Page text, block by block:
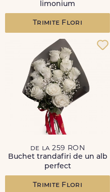
limonium
Trimite Flori
de la 259 RON
Buchet trandafiri de un alb
perfect
Trimite Flori